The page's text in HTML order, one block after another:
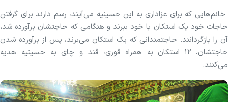
خانم‌هایی که برای عزاداری به این حسینیه می‌آیند، رسم دارند برای گرفتن
حاجات خود یک استکان با خود ببرند و هنگامی که حاجتشان برآورده شد،
آن را بازگردانند. حاجتمندانی که یک استکان می‌برند، پس از برآورده شدن
حاجتشان، ۱۲ استکان به همراه قوری، قند و چای به حسینیه هدیه
می‌کنند.